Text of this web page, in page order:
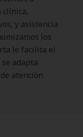
clínica,
y asistencia
los
le facilita el
adapta
atención